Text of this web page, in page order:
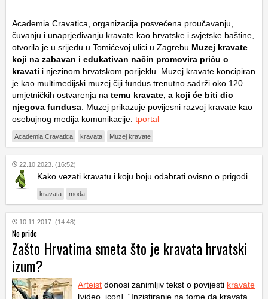
Academia Cravatica, organizacija posvećena proučavanju,
čuvanju i unaprjeđivanju kravate kao hrvatske i svjetske baštine,
otvorila je u srijedu u Tomićevoj ulici u Zagrebu Muzej kravate
koji na zabavan i edukativan način promovira priču o
kravati i njezinom hrvatskom porijeklu. Muzej kravate koncipiran
je kao multimedijski muzej čiji fundus trenutno sadrži oko 120
umjetničkih ostvarenja na temu kravate, a koji će biti dio
njegova fundusa . Muzej prikazuje povijesni razvoj kravate kao
osebujnog medija komunikacije. tportal
Academia Cravatica kravata Muzej kravate
22.10.2023. (16:52)
Kako vezati kravatu i koju boju odabrati ovisno o prigodi
kravata moda
10.11.2017. (14:48)
No pride
Zašto Hrvatima smeta što je kravata hrvatski
izum?
Arteist donosi zanimljiv tekst o povijesti kravate
[video_icon]. “Inzistiranje na tome da kravata